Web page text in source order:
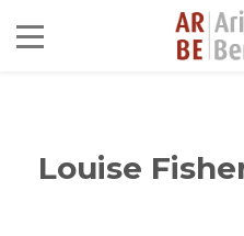
Louise